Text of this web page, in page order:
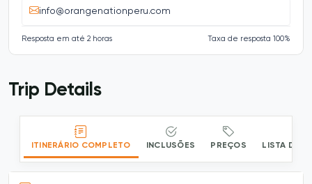
info@orangenationperu.com
Resposta em até 2 horas Taxa de resposta 100%
Trip Details
ITINERÁRIO COMPLETO INCLUSÕES PREÇOS LISTA DE